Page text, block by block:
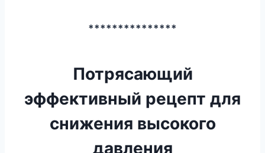
***************
Потрясающий
эффективный рецепт для
снижения высокого
давления